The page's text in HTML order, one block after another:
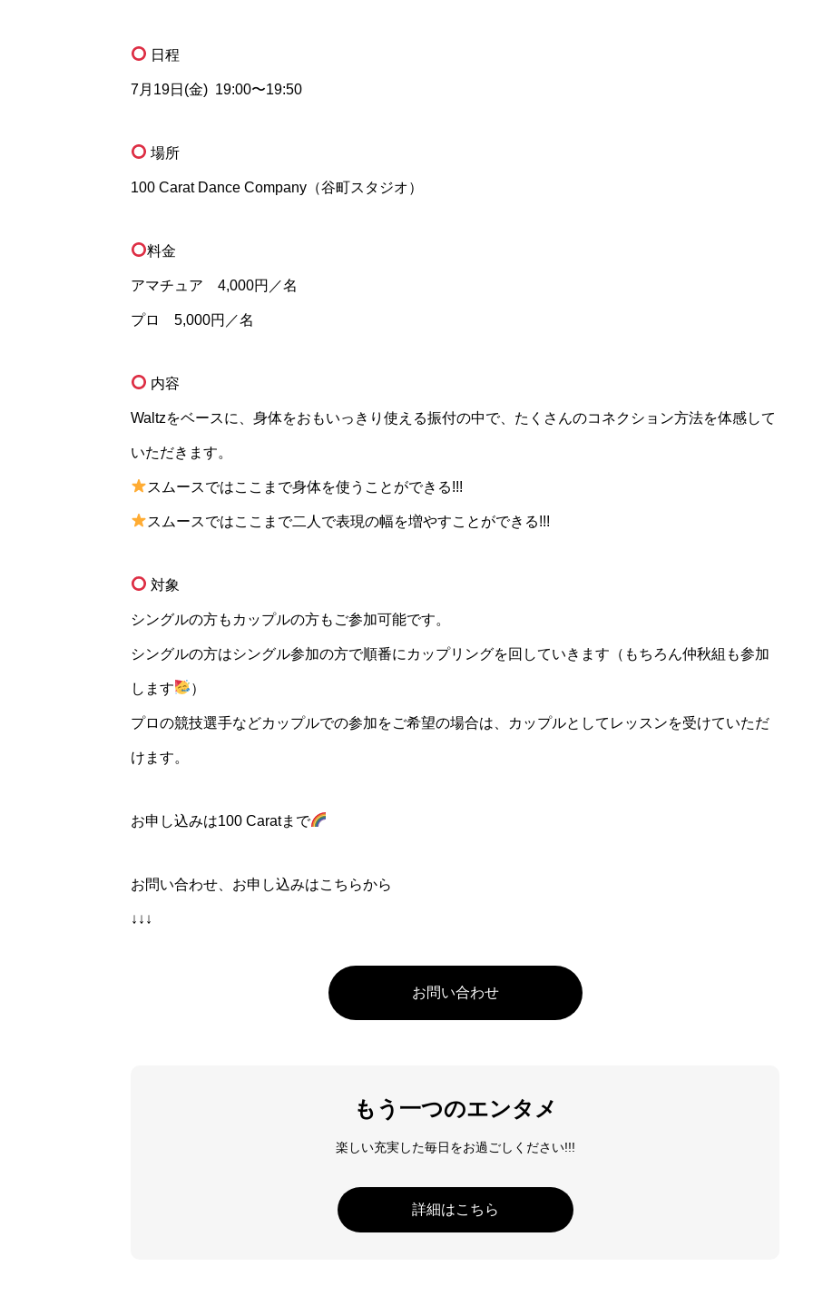
楽しい情報満載!!!
日程
7月19日(金) 19:00〜19:50
場所
100 Carat Dance Company（谷町スタジオ）
料金
アマチュア 4,000円／名
プロ 5,000円／名
内容
Waltzをベースに、身体をおもいっきり使える振付の中で、たくさんのコネクション方法を体感して
いただきます。
スムースではここまで身体を使うことができる!!!
スムースではここまで二人で表現の幅を増やすことができる!!!
対象
シングルの方もカップルの方もご参加可能です。
シングルの方はシングル参加の方で順番にカップリングを回していきます（もちろん仲秋組も参加
します ）
プロの競技選手などカップルでの参加をご希望の場合は、カップルとしてレッスンを受けていただ
けます。
お申し込みは100 Caratまで
お問い合わせ、お申し込みはこちらから
↓↓↓
お問い合わせ
もう一つのエンタメ
楽しい充実した毎日をお過ごしください!!!
詳細はこちら